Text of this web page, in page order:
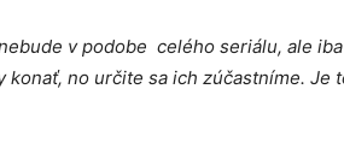
v podobe celého seriálu, ale
no určite sa ich zúčastníme. Je